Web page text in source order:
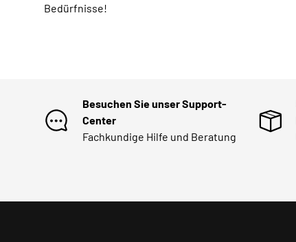
Bedürfnisse!
Besuchen Sie unser Support-
Center
Fachkundige Hilfe und Beratung